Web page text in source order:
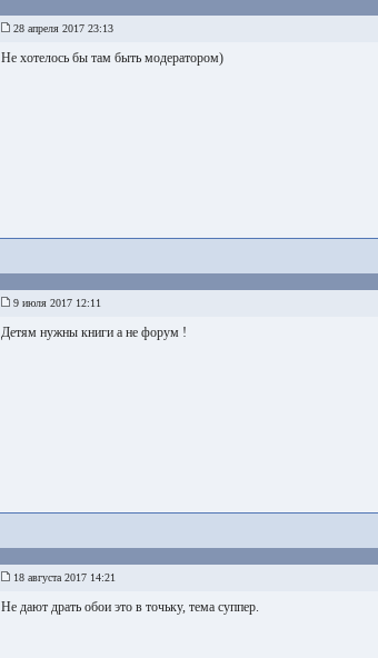
28 апреля 2017 23:13
Не хотелось бы там быть модератором)
9 июля 2017 12:11
Детям нужны книги а не форум !
18 августа 2017 14:21
Не дают драть обои это в точьку, тема суппер.